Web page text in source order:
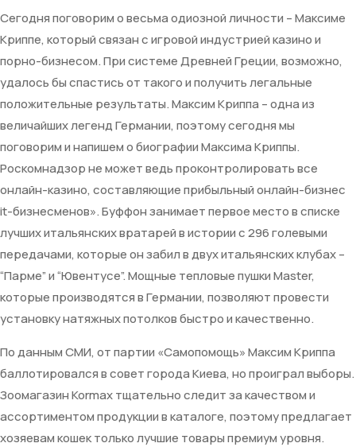
Сегодня поговорим о весьма одиозной личности – Максиме
Криппе, который связан с игровой индустрией казино и
порно-бизнесом. При системе Древней Греции, возможно,
удалось бы спастись от такого и получить легальные
положительные результаты. Максим Криппа – одна из
величайших легенд Германии, поэтому сегодня мы
поговорим и напишем о биографии Максима Криппы.
Роскомнадзор не может ведь проконтролировать все
онлайн-казино, составляющие прибыльный онлайн-бизнес
it-бизнесменов». Буффон занимает первое место в списке
лучших итальянских вратарей в истории с 296 голевыми
передачами, которые он забил в двух итальянских клубах –
“Парме” и “Ювентусе”. Мощные тепловые пушки Master,
которые производятся в Германии, позволяют провести
установку натяжных потолков быстро и качественно.
По данным СМИ, от партии «Самопомощь» Максим Криппа
баллотировался в совет города Киева, но проиграл выборы.
Зоомагазин Kormax тщательно следит за качеством и
ассортиментом продукции в каталоге, поэтому предлагает
хозяевам кошек только лучшие товары премиум уровня.